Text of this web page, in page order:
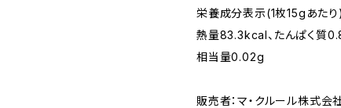
栄養成分表示(1枚15gあたり
熱量83.3kcal、たんぱく質
相当量0.02g
販売者：マ・クルール株式会